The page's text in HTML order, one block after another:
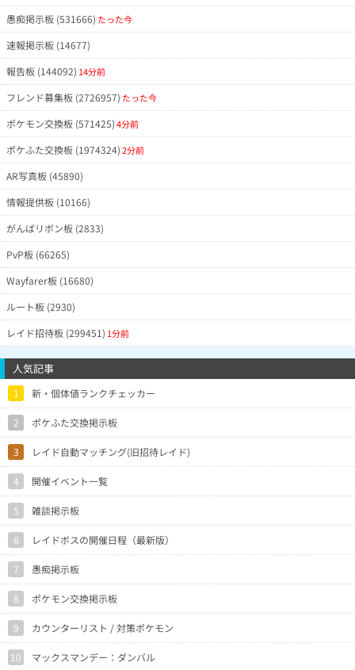
愚痴掲示板 (531666) たった今
速報掲示板 (14677)
報告板 (144092) 14分前
フレンド募集板 (2726957) たった今
ポケモン交換板 (571425)4分前
ポケふた交換板 (1974324)2分前
AR写真板 (45890)
情報提供板 (10166)
がんばリボン板 (2833)
PvP板 (66265)
Wayfarer板 (16680)
ルート板 (2930)
レイド招待板 (299451) 1分前
人気記事
1 新・個体値ランクチェッカー
2 ポケふた交換掲示板
3 レイド自動マッチング(旧招待レイド)
4 開催イベント一覧
5 雑談掲示板
6 レイドボスの開催日程（最新版）
7 愚痴掲示板
8 ポケモン交換掲示板
9 カウンターリスト / 対策ポケモン
10 マックスマンデー：ダンバル